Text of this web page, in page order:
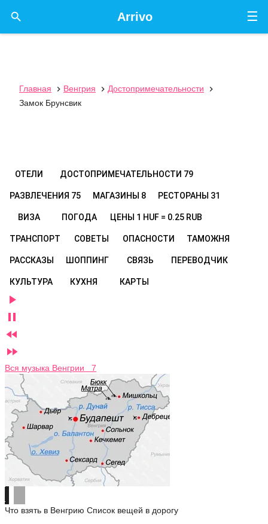
☰
Arrivo

Главная  Венгрия  Достопримечательности

Замок Брунсвик
ОТЕЛИ ДОСТОПРИМЕЧАТЕЛЬНОСТИ 79
РАЗВЛЕЧЕНИЯ 75 МАГАЗИНЫ 8 РЕСТОРАНЫ 31
ВИЗА ПОГОДА ЦЕНЫ 1 HUF = 0.25 RUB
ТРАНСПОРТ СОВЕТЫ ОПАСНОСТИ ТАМОЖНЯ
РАССКАЗЫ ШОППИНГ СВЯЗЬ ПЕРЕВОДЧИК
КУЛЬТУРА КУХНЯ КАРТЫ




Вся музыка Венгрии 7
Что взять в Венгрию Список вещей в дорогу